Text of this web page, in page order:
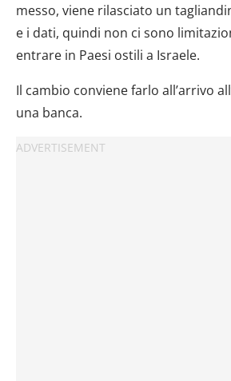
messo, viene rilasciato un
e i dati, quindi non ci sono
entrare in Paesi ostili a Israele.
Il cambio conviene farlo all’arrivo
una banca.